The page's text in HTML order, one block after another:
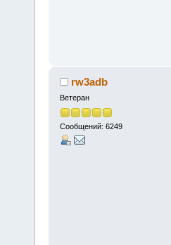
rw3adb
Ветеран
Сообщений: 6249